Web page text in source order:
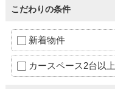
こだわりの条件
新着物件
カースペース2台以上